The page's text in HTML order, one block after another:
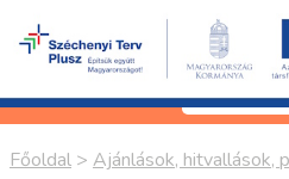
Főoldal > Ajánlások, hitvallások,